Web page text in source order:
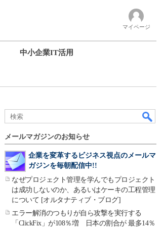
マイページ
中小企業IT活用
メールマガジンのお知らせ
企業を変革するビジネス視点のメールマ
ガジンを毎朝配信中!!
なぜプロジェクト管理を学んでもプロジェクト
は成功しないのか、あるいはケーキの工程管理
について [オルタナティブ・ブログ]
エラー解消のつもりが自ら攻撃を実行する
「ClickFix」が108％増 日本の割合が 最多14％